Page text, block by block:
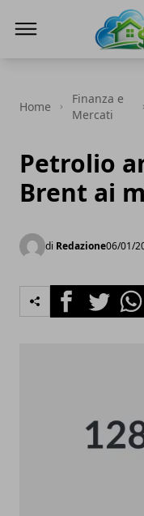
Home
Finanza e
Mercati
Petrolio
Brent ai
di Redazione06/01/
FacebookTwitter